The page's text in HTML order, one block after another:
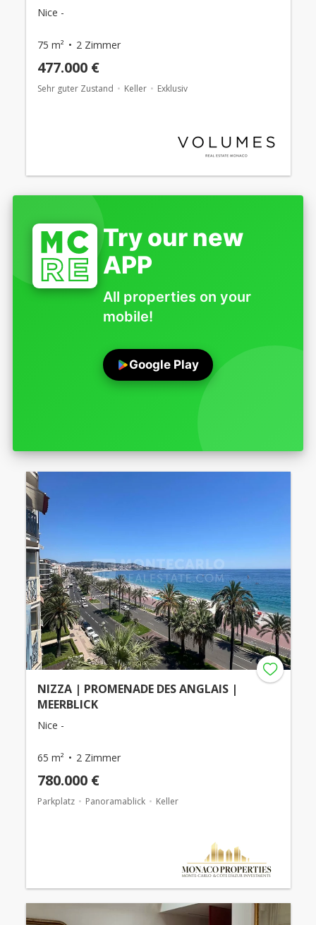
Nice -
75 m² 2 Zimmer
477.000 €
Sehr guter Zustand Keller Exklusiv
Try our new
APP
All properties on your
mobile!
Google Play
NIZZA | PROMENADE DES ANGLAIS |
MEERBLICK
Nice -
65 m² 2 Zimmer
780.000 €
Parkplatz Panoramablick Keller